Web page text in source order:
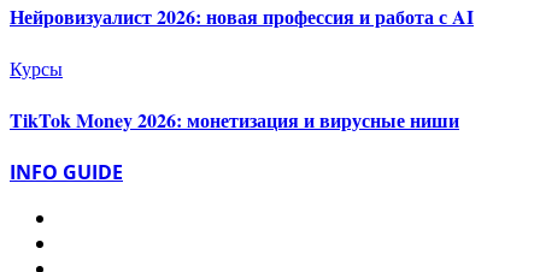
Нейровизуалист 2026: новая профессия и работа с AI
Курсы
TikTok Money 2026: монетизация и вирусные ниши
INFO GUIDE